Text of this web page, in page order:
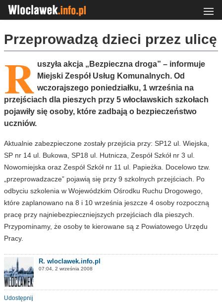
Przeprowadzą dzieci przez ulicę
R uszyła akcja „Bezpieczna droga” – informuje
Miejski Zespół Usług Komunalnych. Od
wczorajszego poniedziałku, 1 września na
przejściach dla pieszych przy 5 włocławskich szkołach
pojawiły się osoby, które zadbają o bezpieczeństwo
uczniów.
Aktualnie zabezpieczone zostały przejścia przy: SP12 ul. Wiejska,
SP nr 14 ul. Bukowa, SP18 ul. Hutnicza, Zespół Szkół nr 3 ul.
Nowomiejska oraz Zespół Szkół nr 11 ul. Papieżka. Docelowo tzw.
„przeprowadzacze” pojawią się przy 9 szkolnych przejściach. Po
odbyciu szkolenia w Wojewódzkim Ośrodku Ruchu Drogowego,
które zaplanowano na 8 i 10 września jeszcze 4 osoby rozpoczną
pracę przy najniebezpieczniejszych przejściach dla pieszych.
Przypominamy, że osoby te kierowane są z Powiatowego Urzędu
Pracy.
R. wloclawek.info.pl
07:04, 2 września 2008
Udostępnij